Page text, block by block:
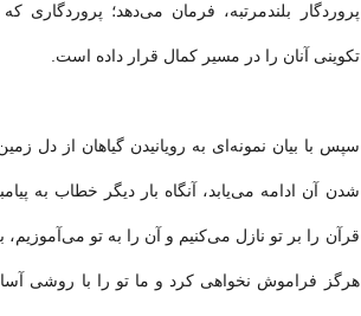
پروردگار بلندمرتبه، فرمان مى‌دهد؛
تكوینى آنان را در مسیر كمال قرار داده است.
سپس با بیان نمونه‌اى به رویانیدن گیاهان از دل
شدن آن ادامه مى‌یابد، آنگاه بار دیگر خطاب به
قرآن را بر تو نازل مى‌كنیم و آن را به تو
هرگز فراموش نخواهى كرد و ما تو را با روشى